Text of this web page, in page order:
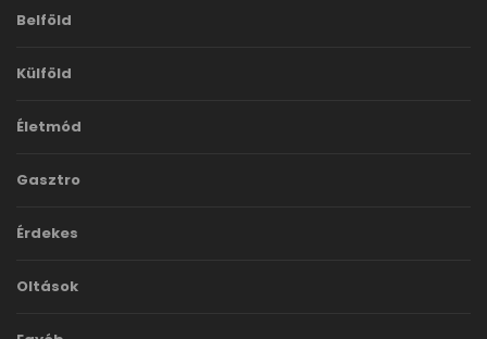
Belföld
Külföld
Életmód
Gasztro
Érdekes
Oltások